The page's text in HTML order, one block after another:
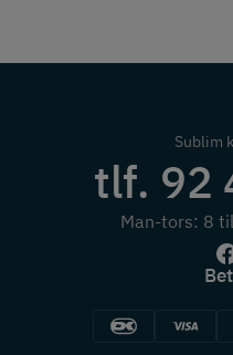
Sublim
tlf. 92
Man-tors: 8